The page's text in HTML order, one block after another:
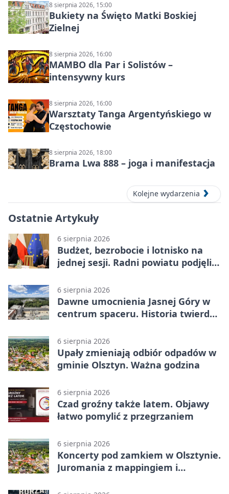
8 sierpnia 2026, 15:00
Bukiety na Święto Matki Boskiej
Zielnej
8 sierpnia 2026, 16:00
MAMBO dla Par i Solistów –
intensywny kurs
8 sierpnia 2026, 16:00
Warsztaty Tanga Argentyńskiego w
Częstochowie
8 sierpnia 2026, 18:00
Brama Lwa 888 – joga i manifestacja
Kolejne wydarzenia
Ostatnie Artykuły
6 sierpnia 2026
Budżet, bezrobocie i lotnisko na
jednej sesji. Radni powiatu podjęli
6 sierpnia 2026
Dawne umocnienia Jasnej Góry w
centrum spaceru. Historia twierdzy
6 sierpnia 2026
Upały zmieniają odbiór odpadów w
gminie Olsztyn. Ważna godzina
6 sierpnia 2026
Czad groźny także latem. Objawy
łatwo pomylić z przegrzaniem
6 sierpnia 2026
Koncerty pod zamkiem w Olsztynie.
Juromania z mappingiem i